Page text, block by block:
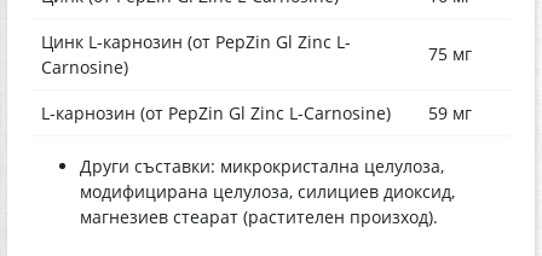
Цинк L-карнозин (от PepZin Gl Zinc L-
Carnosine)
75 мг
L-карнозин (от PepZin Gl Zinc L-Carnosine) 59 мг
Други съставки: микрокристална целулоза,
модифицирана целулоза, силициев диоксид,
магнезиев стеарат (растителен произход).